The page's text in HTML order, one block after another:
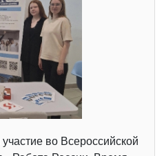
во Всероссийской